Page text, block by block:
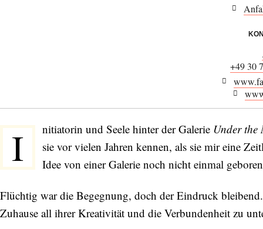
+49 30
I nitiatorin und Seele hinter der Galerie Under the
sie vor vielen Jahren kennen, als sie mir eine
Idee von einer Galerie noch nicht einmal
Flüchtig war die Begegnung, doch der Eindruck
Zuhause all ihrer Kreativität und die Verbundenheit zu